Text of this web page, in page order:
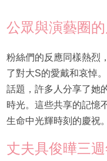
公眾與演藝圈
粉絲們的反應同樣熱烈
了對大S的愛戴和哀悼
話題，許多人分享了她
時光。這些共享的記憶
生命中光輝時刻的慶祝。
丈夫具俊曄三